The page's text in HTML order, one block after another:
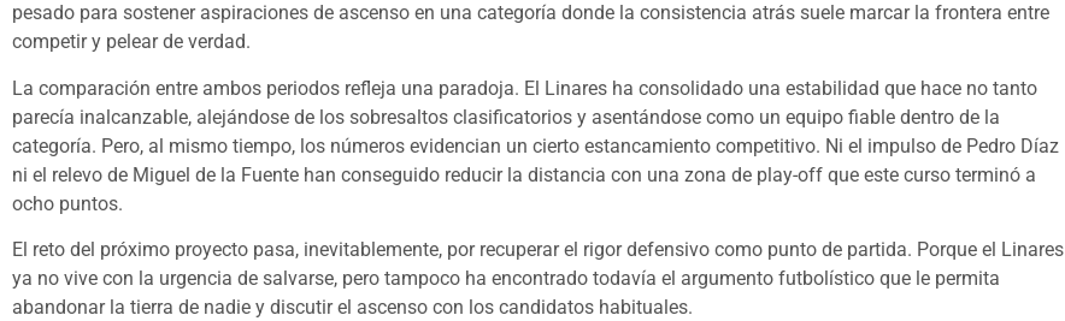
pesado para sostener aspiraciones de ascenso en una categoría donde la consistencia atrás suele marcar la frontera entre
competir y pelear de verdad.
La comparación entre ambos periodos refleja una paradoja. El Linares ha consolidado una estabilidad que hace no tanto
parecía inalcanzable, alejándose de los sobresaltos clasificatorios y asentándose como un equipo fiable dentro de la
categoría. Pero, al mismo tiempo, los números evidencian un cierto estancamiento competitivo. Ni el impulso de Pedro Díaz
ni el relevo de Miguel de la Fuente han conseguido reducir la distancia con una zona de play-off que este curso terminó a
ocho puntos.
El reto del próximo proyecto pasa, inevitablemente, por recuperar el rigor defensivo como punto de partida. Porque el Linares
ya no vive con la urgencia de salvarse, pero tampoco ha encontrado todavía el argumento futbolístico que le permita
abandonar la tierra de nadie y discutir el ascenso con los candidatos habituales.